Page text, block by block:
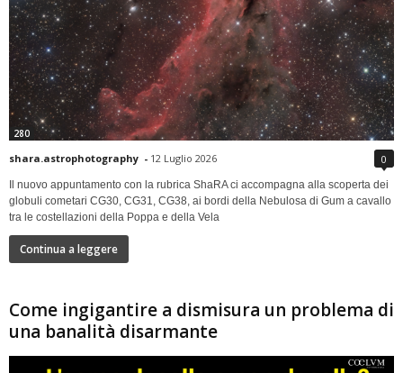
280
shara.astrophotography - 12 Luglio 2026 0
Il nuovo appuntamento con la rubrica ShaRA ci accompagna alla scoperta dei
globuli cometari CG30, CG31, CG38, ai bordi della Nebulosa di Gum a cavallo
tra le costellazioni della Poppa e della Vela
Continua a leggere
Come ingigantire a dismisura un problema di
una banalità disarmante